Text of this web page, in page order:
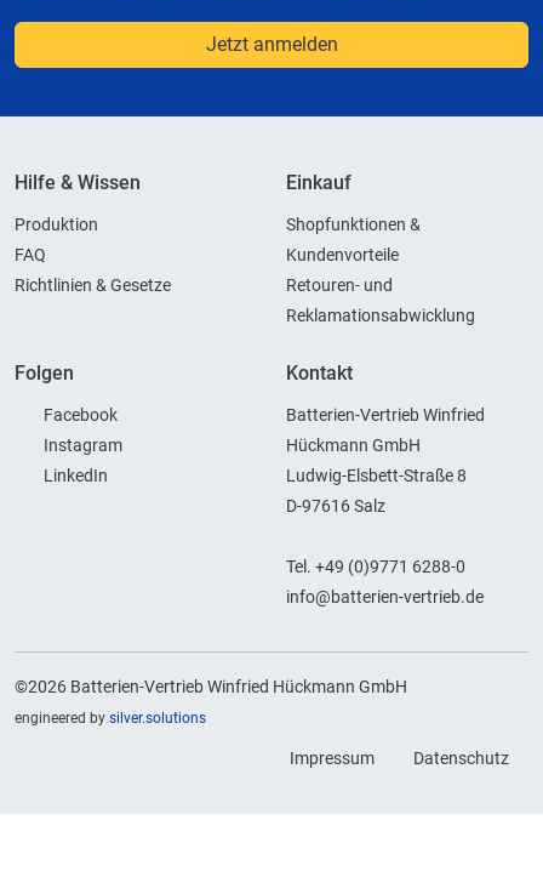
Jetzt anmelden
Hilfe & Wissen
Produktion
FAQ
Richtlinien & Gesetze
Einkauf
Shopfunktionen &
Kundenvorteile
Retouren- und
Reklamationsabwicklung
Folgen
Facebook
Instagram
LinkedIn
Kontakt
Batterien-Vertrieb Winfried
Hückmann GmbH
Ludwig-Elsbett-Straße 8
D-97616 Salz
Tel. +49 (0)9771 6288-0
info@batterien-vertrieb.de
©2026 Batterien-Vertrieb Winfried Hückmann GmbH
engineered by silver.solutions
Impressum Datenschutz